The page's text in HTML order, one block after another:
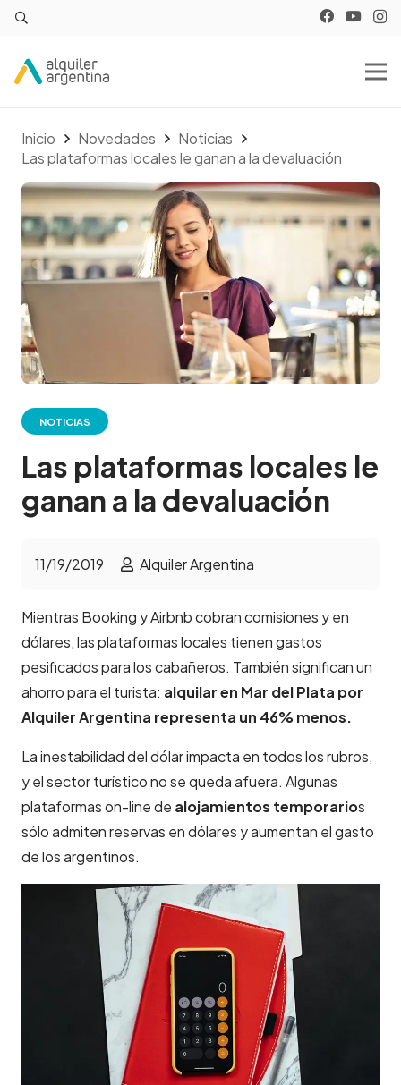
Inicio Novedades
Noticias
Las plataformas locales le ganan a la devaluación
NOTICIAS
Las plataformas locales le
ganan a la devaluación
11/19/2019 Alquiler Argentina
Mientras Booking y Airbnb cobran comisiones y en
dólares, las plataformas locales tienen gastos
pesificados para los cabañeros. También significan un
ahorro para el turista: alquilar en Mar del Plata por
Alquiler Argentina representa un 46% menos.
La inestabilidad del dólar impacta en todos los rubros,
y el sector turístico no se queda afuera. Algunas
plataformas on-line de alojamientos temporarios
sólo admiten reservas en dólares y aumentan el gasto
de los argentinos.